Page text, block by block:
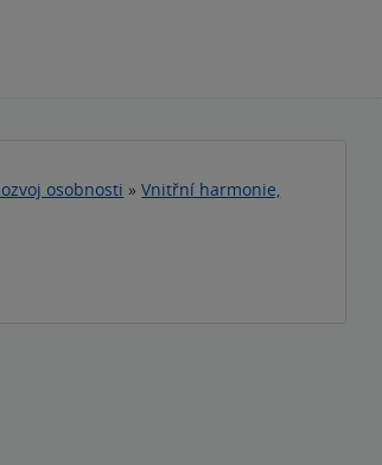
osobnosti »Vnitřní harmonie,